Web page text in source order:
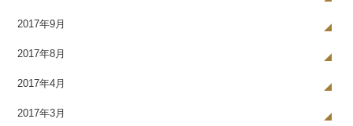
2017年9月
2017年8月
2017年4月
2017年3月